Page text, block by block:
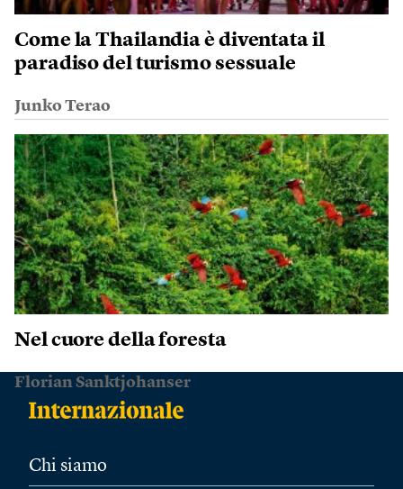
Come la Thailandia è diventata il
paradiso del turismo sessuale
Junko Terao
Nel cuore della foresta
Florian Sanktjohanser
Chi siamo